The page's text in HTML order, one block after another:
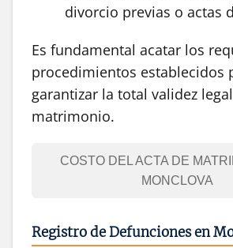
divorcio previas o actas
Es fundamental acatar los
procedimientos establecidos
garantizar la total validez
matrimonio.
COSTO DEL ACTA DE
MONCLOVA
Registro de Defunciones en